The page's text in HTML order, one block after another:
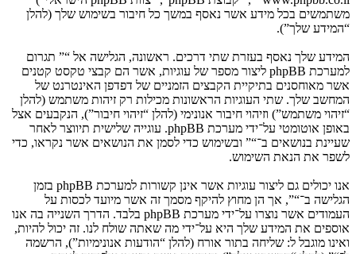
משתמשים בכל מידע אשר נאסף במשך כל חיבור בשימוש שלך (להלן
“המידע שלך”).
המידע שלך נאסף בעזרת שתי דרכים. ראשונה, הגלישה אל “” תגרום
למערכת phpBB ליצור מספר של עוגיות, אשר הם קבצי טקסט קטנים
אשר מאוחסנים בתיקיית הקבצים הזמניים של דפדפן האינטרנט של
המחשב שלך. שתי העוגיות הראשונות מכילות רק זיהות משתמש (להלן
“זיהוי משתמש”) וזיהוי חיבור אנונימי (להלן “זיהוי חיבור”), הנקבעים אצל
באופן אוטומטי על־ידי מערכת phpBB. עוגייה שלישית תיווצר לאחר
שעיינת בנושאים ב־“” ובשימוש כדי לסמן את הנושאים אשר נקראו, כדי
לשפר את הנאת השימוש.
אנו יכולים גם ליצור עוגיות אשר אינן קשורות למערכת phpBB בזמן
הגלישה ב־“”, אך הן מחוץ להיקף מסמך זה אשר מיועד לכסות על
העמודים אשר נוצרו על־ידי מערכת phpBB בלבד. הדרך השנייה בה אנו
אוספים את המידע שלך היא על־ידי מה שאתה שולח לנו. זה יכול להיות,
ואינו מוגבל ל: שליחה בתור אורח (להלן “הודעות אנונימיות”), הרשמה